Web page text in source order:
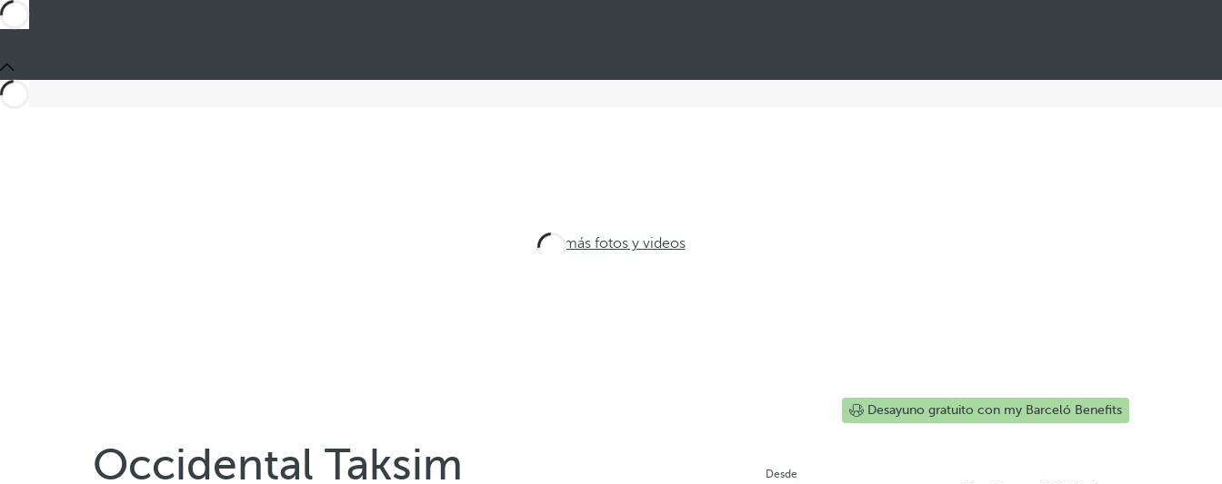
Ver más fotos y videos
Desayuno gratuito con my Barceló Benefits
Desde
Occidental Taksim